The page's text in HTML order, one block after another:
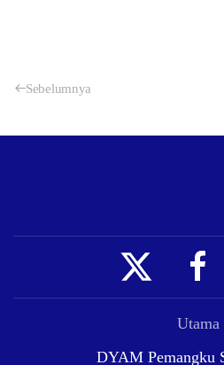
Sebelumnya
Utama
DYAM Pemangku